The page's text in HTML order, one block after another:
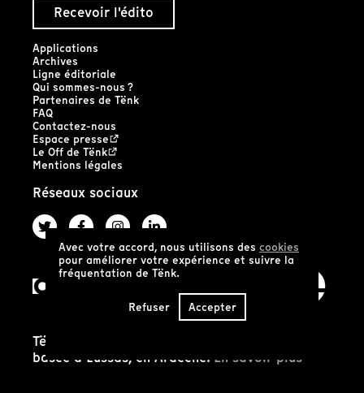
Avec votre accord, nous utilisons des cookies
pour améliorer votre expérience et suivre la
fréquentation de Tënk.
Refuser Accepter
Recevoir l'édito
Applications
Archives
Ligne éditoriale
Qui sommes-nous ?
Partenaires de Tënk
FAQ
Contactez-nous
Espace presse
Le Off de Tënk
Mentions légales
Réseaux sociaux
Tënk est édité par la coopérative SCIC Tënk
basée à Lussas, en Ardèche. En savoir plus